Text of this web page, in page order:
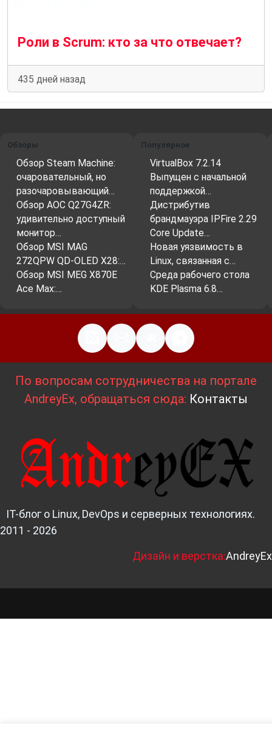
Роли в Scrum: кто за что отвечает?
435 дней назад
Обзоры
Обзор Steam Machine:
очаровательный, но
разочаровывающий…
Обзор AOC Q27G4ZR:
удивительно доступный
монитор…
Обзор MSI MAG
272QPW QD-OLED X28:…
Обзор MSI MEG X870E
Ace Max:…
Популярное
VirtualBox 7.2.14
Выпущен с начальной
поддержкой…
Дистрибутив
брандмауэра IPFire 2.29
Core Update…
Новая уязвимость в
Linux, связанная с…
Среда рабочего стола
KDE Plasma 6.8…
По вопросам сотрудничества на портале
AndreyEx, обращаться сюда: Контакты
IT-блог о Linux, DevOps и серверных технологиях.
2011 - 2026
Дизайн и верстка:AndreyEx